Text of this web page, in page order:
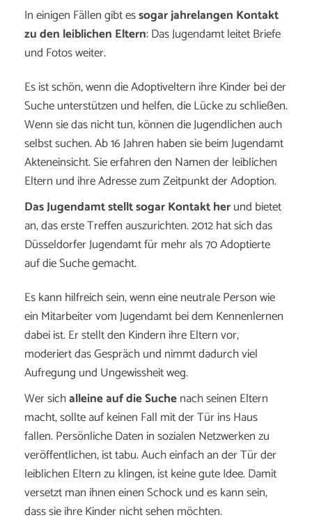
In einigen Fällen gibt essogar jahrelangen Kontakt
zu den leiblichen Eltern: Das Jugendamt leitet Briefe
und Fotos weiter.
Es ist schön, wenn die Adoptiveltern ihre Kinder bei der
Suche unterstützen und helfen, die Lücke zu schließen.
Wenn sie das nicht tun, können die Jugendlichen auch
selbst suchen. Ab 16 Jahren haben sie beim Jugendamt
Akteneinsicht. Sie erfahren den Namen der leiblichen
Eltern und ihre Adresse zum Zeitpunkt der Adoption.
Das Jugendamt stellt sogar Kontakt herund bietet
an, das erste Treffen auszurichten. 2012 hat sich das
Düsseldorfer Jugendamt für mehr als 70 Adoptierte
auf die Suche gemacht.
Es kann hilfreich sein, wenn eine neutrale Person wie
ein Mitarbeiter vom Jugendamt bei dem Kennenlernen
dabei ist. Er stellt den Kindern ihre Eltern vor,
moderiert das Gespräch und nimmt dadurch viel
Aufregung und Ungewissheit weg.
Wer sichalleine auf die Suchenach seinen Eltern
macht, sollte auf keinen Fall mit der Tür ins Haus
fallen. Persönliche Daten in sozialen Netzwerken zu
veröffentlichen, ist tabu. Auch einfach an der Tür der
leiblichen Eltern zu klingen, ist keine gute Idee. Damit
versetzt man ihnen einen Schock und es kann sein,
dass sie ihre Kinder nicht sehen möchten.